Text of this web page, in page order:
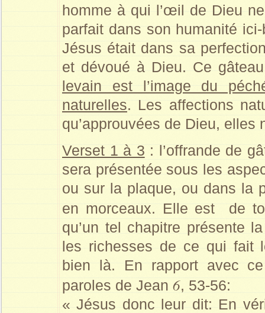
homme à qui l’œil de Dieu
parfait dans son humanité
Jésus était dans sa
et dévoué à Dieu. Ce
levain est l’image du
naturelles. Les affections
qu’approuvées de Dieu, elles
Verset 1 à 3 : l’offrande de
sera présentée sous les
ou sur la plaque, ou dans la
en morceaux. Elle est de
qu’un tel chapitre présente
les richesses de ce qui fait
bien là. En rapport avec
paroles de Jean 6, 53-56:
« Jésus donc leur dit: En